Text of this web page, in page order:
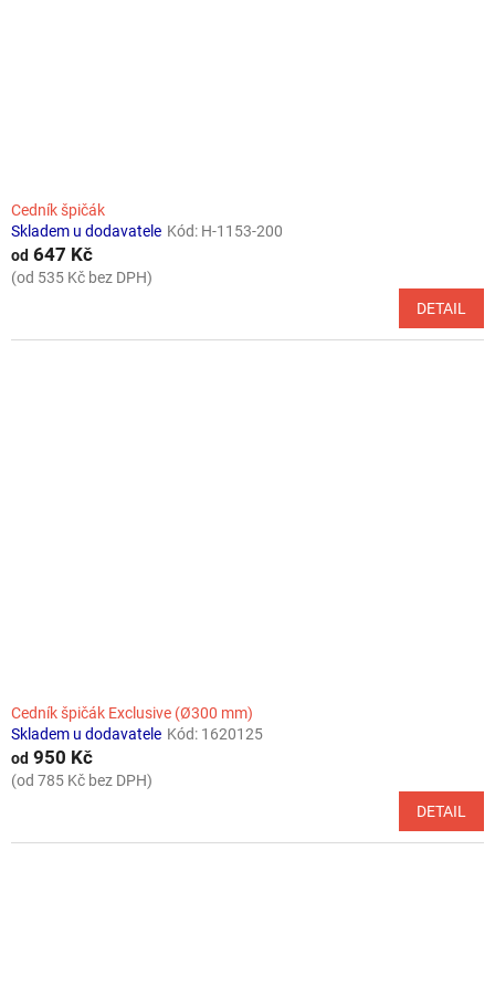
Cedník špičák
Skladem u dodavatele Kód: H-1153-200
od 647 Kč
(od 535 Kč bez DPH)
DETAIL
Cedník špičák Exclusive (Ø300 mm)
Skladem u dodavatele Kód: 1620125
od 950 Kč
(od 785 Kč bez DPH)
DETAIL